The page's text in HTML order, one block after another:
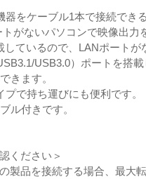
器をケーブル1本で接続でき
がないパソコンで映像出力
ているので、LANポートが
USB3.0）ポートを搭
きます。
で持ち運びにも便利です。
ル付きです。
ください＞
製品を接続する場合、最大